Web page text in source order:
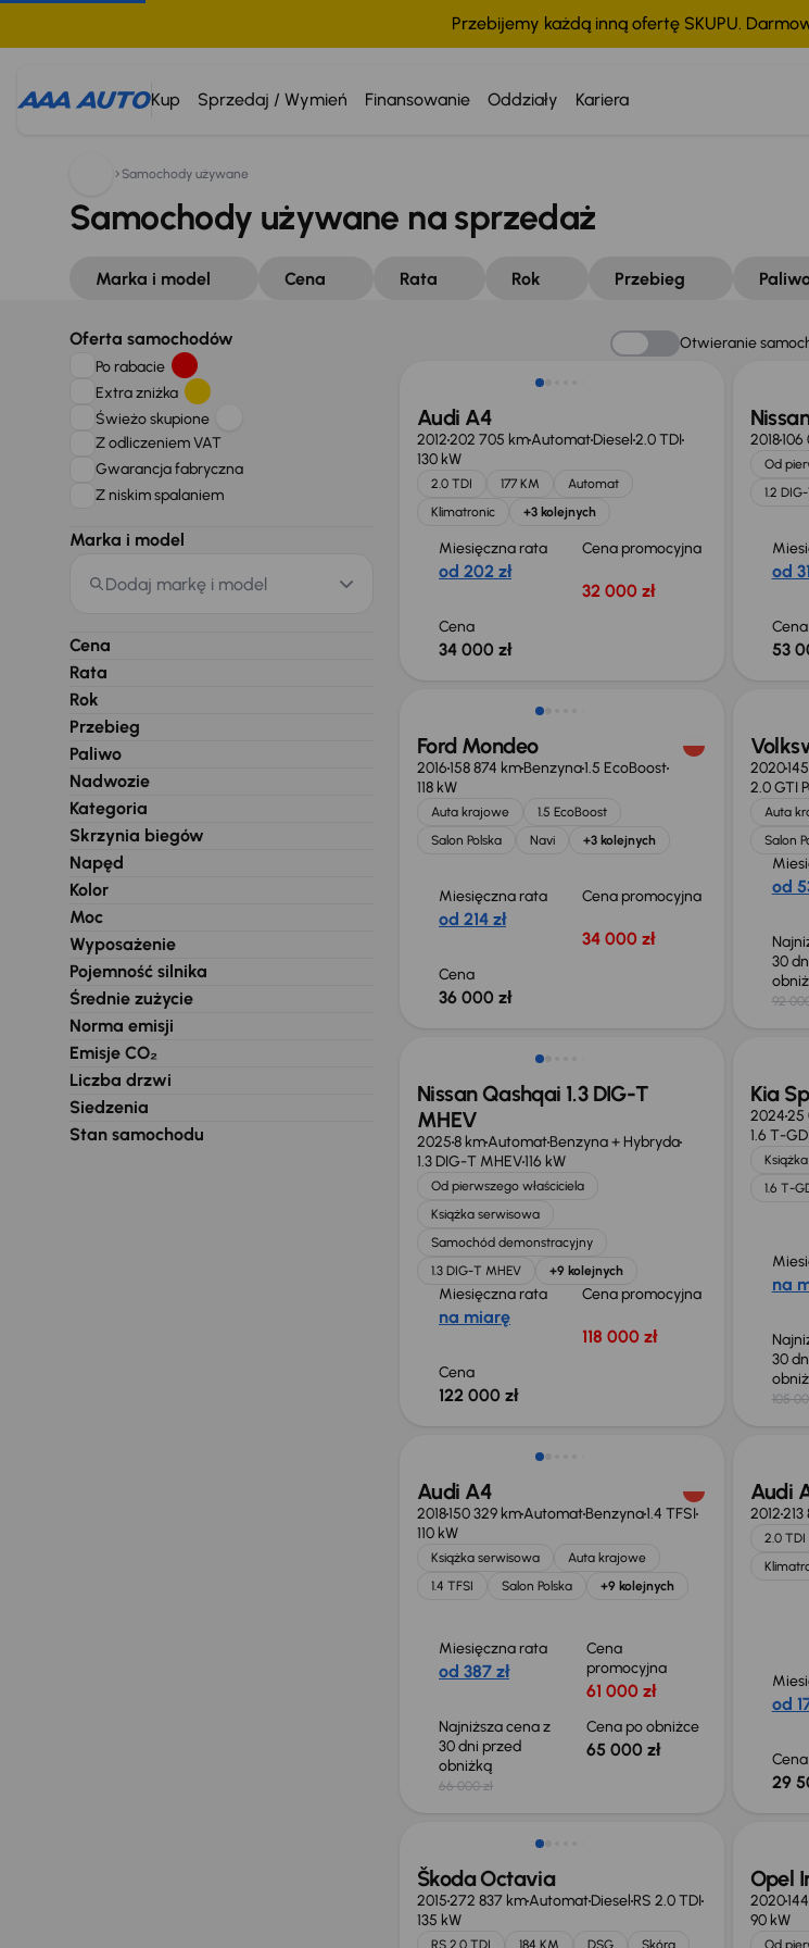
Przebijemy każdą inną ofertę SKUPU.
Kup Sprzedaj / Wymień Finansowanie Oddziały Kariera
Samochody używane
Samochody używane na sprzedaż
Marka i model Cena Rata Rok Przebieg
Oferta samochodów
Po rabacie
Extra zniżka
Świeżo skupione
Z odliczeniem VAT
Gwarancja fabryczna
Z niskim spalaniem
Marka i model
Dodaj markę i model
Cena
Rata
Rok
Przebieg
Paliwo
Nadwozie
Kategoria
Skrzynia biegów
Napęd
Kolor
Moc
Wyposażenie
Pojemność silnika
Średnie zużycie
Norma emisji
Emisje CO₂
Liczba drzwi
Siedzenia
Stan samochodu
Otwieranie
Audi A4
2012202 705 kmAutomatDiesel2.0 TDI
130 kW
2.0 TDI 177 KM
Automat
Klimatronic
+3 kolejnych
Miesięczna rata
od 202 zł
Cena promocyjna
32 000 zł
Cena
34 000 zł
2018106
Od
1.2
od
Cena
53
Ford Mondeo
2016158 874 kmBenzyna1.5 EcoBoost
118 kW
Auta krajowe
1.5 EcoBoost
Salon Polska
Navi +3 kolejnych
Miesięczna rata
od 214 zł
Cena promocyjna
34 000 zł
Cena
36 000 zł
2020
2.0 GTI
Auta
Salon
od
30
92
Od nowego taniej o 36 775 zł
Nissan Qashqai 1.3 DIG-T
MHEV
20258 kmAutomatBenzyna + Hybryda
1.3 DIG-T MHEV116 kW
Od pierwszego właściciela
Książka serwisowa
Samochód demonstracyjny
1.3 DIG-T MHEV
+9 kolejnych
Miesięczna rata
na miarę
Cena promocyjna
118 000 zł
Cena
122 000 zł
Kia
202425
1.6 T-
1.6 T-
na
30
105
Audi A4
2018150 329 kmAutomatBenzyna1.4 TFSI
110 kW
Książka serwisowa
Auta krajowe
1.4 TFSI
Salon Polska +9 kolejnych
Miesięczna rata
od 387 zł
Cena
promocyjna
61 000 zł
Najniższa cena z
30 dni przed
obniżką
66 000 zł
Cena po obniżce
65 000 zł
Audi
2012213
2.0 TDI
od
Cena
29
Škoda Octavia
2015272 837 kmAutomatDiesel RS 2.0 TDI
135 kW
RS 2.0 TDI 184 KM DSG
Skóra
Opel
2020
90 kW
Od